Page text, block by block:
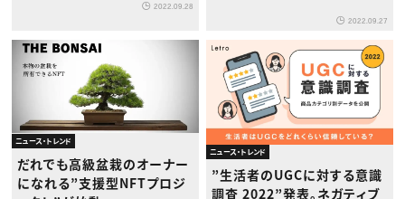
2022.09.28
2022.09.27
ニュース・トレンド
だれでも高級盆栽のオーナー
になれる”支援型NFTプロジ
ニュース・トレンド
”生活者のUGCに対する意識
調査 2022”発表。ネガティブ